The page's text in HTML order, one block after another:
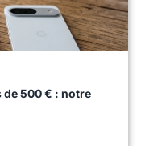
de 500 € : notre